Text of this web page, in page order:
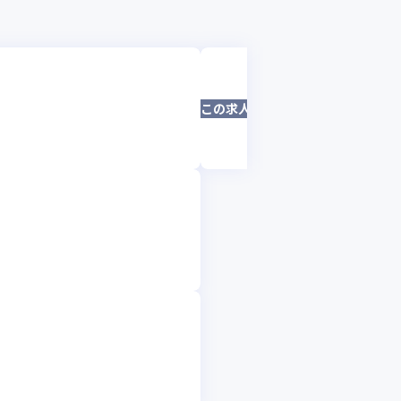
この求人は募集終了しました